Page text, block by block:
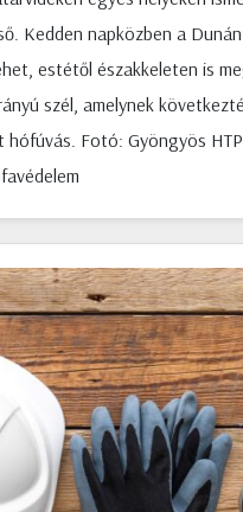
Kedden napközben a
estétől északkeleten is
szél, amelynek
hófúvás. Fotó: Gyöngyös HTP